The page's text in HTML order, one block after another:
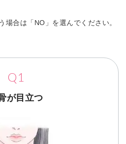
合は「NO」を選んでください。
Q1
が目立つ